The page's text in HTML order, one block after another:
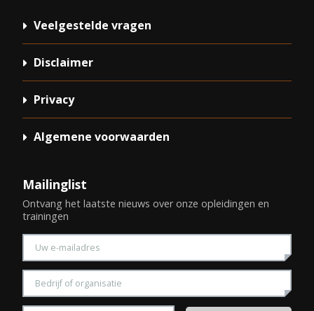
Veelgestelde vragen
Disclaimer
Privacy
Algemene voorwaarden
Mailinglist
Ontvang het laatste nieuws over onze opleidingen en
trainingen
Voer uw e-mailadres in
Voer uw bedrijfsnaam in